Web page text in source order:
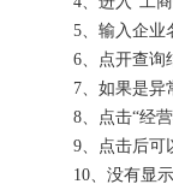
载状态。
三、未按规
工商行政管
四、公示信
营异常名录
根据《企业
之日起30日
5、输入企业
6、点开查询
7、如果是异
8、点击“经
9、点击后可
10、没有显